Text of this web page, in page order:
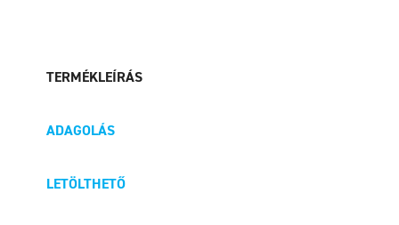
TERMÉKLEÍRÁS
ADAGOLÁS
LETÖLTHETŐ